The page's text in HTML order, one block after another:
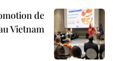
de
Vietnam